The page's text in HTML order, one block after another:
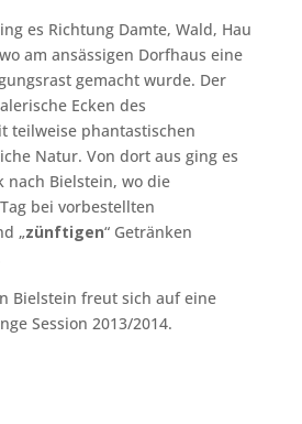
es Richtung Damte, Wald, Hau
am ansässigen Dorfhaus eine
gemacht wurde. Der
Ecken des
teilweise phantastischen
Natur. Von dort aus ging es
nach Bielstein, wo die
bei vorbestellten
„zünftigen“ Getränken
Bielstein freut sich auf eine
Session 2013/2014.